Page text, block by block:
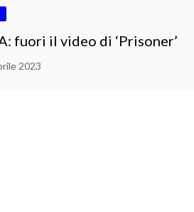
fuori il video di ‘Prisoner’
2023